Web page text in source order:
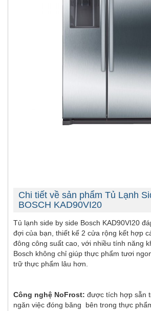
Chi tiết về sản phẩm Tủ Lạnh
BOSCH KAD90VI20
Tủ lạnh side by side Bosch KAD90VI20
đợi của bạn, thiết kế 2 cửa rộng kết hợp
đông công suất cao, với nhiều tính năng
Bosch không chỉ giúp thực phẩm tươi
trữ thực phẩm lâu hơn.
Công nghệ NoFrost: được tích hợp sẵn
ngăn việc đóng băng bên trong thực